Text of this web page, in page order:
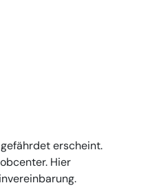
erscheint.
Hier